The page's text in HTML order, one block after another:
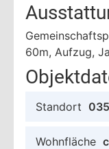
60m, Aufzug,
Standort
Wohnfläche